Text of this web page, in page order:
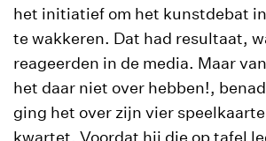
het initiatief om het kunstdebat
te wakkeren. Dat had resultaat,
reageerden in de media. Maar
het daar niet over hebben!,
ging het over zijn vier
kwartet. Voordat hij die op tafel